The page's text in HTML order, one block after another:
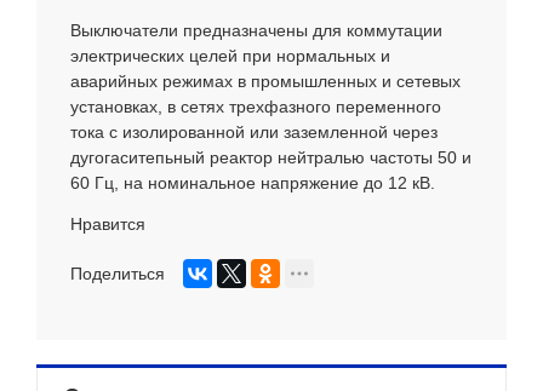
Выключатели предназначены для коммутации
электрических целей при нормальных и
аварийных режимах в промышленных и сетевых
установках, в сетях трехфазного переменного
тока с изолированной или заземленной через
дугогаситепьный реактор нейтралью частоты 50 и
60 Гц, на номинальное напряжение до 12 кВ.
Нравится
Поделиться